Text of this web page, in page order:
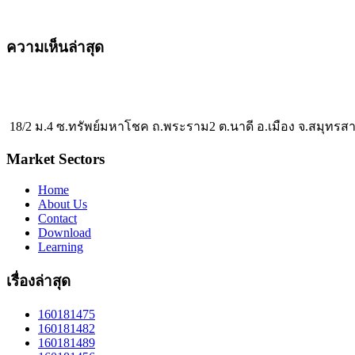
ความเห็นล่าสุด
18/2 ม.4 ซ.ทรัพย์มหาโชค ถ.พระราม2 ต.นาดี อ.เมือง จ.สมุทรส
Market Sectors
Home
About Us
Contact
Download
Learning
เรื่องล่าสุด
160181475
160181482
160181489